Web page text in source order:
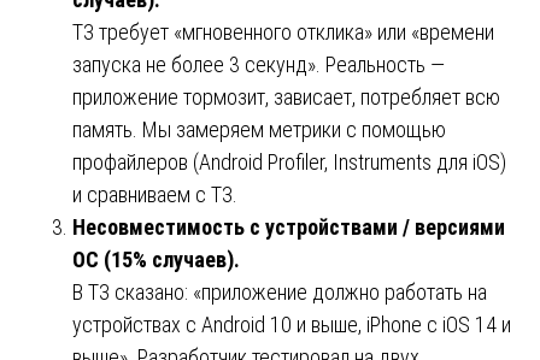
ТЗ требует «мгновенного отклика» или «времени
запуска не более 3 секунд». Реальность —
приложение тормозит, зависает, потребляет всю
память. Мы замеряем метрики с помощью
профайлеров (Android Profiler, Instruments для iOS)
и сравниваем с ТЗ.
Несовместимость с устройствами / версиями
ОС (15% случаев).
В ТЗ сказано: «приложение должно работать на
устройствах с Android 10 и выше, iPhone с iOS 14 и